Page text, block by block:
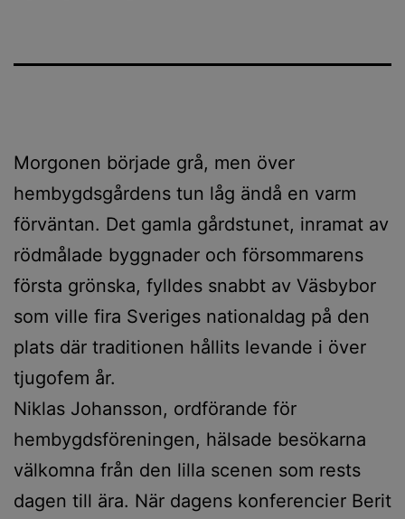
Morgonen började grå, men över
hembygdsgårdens tun låg ändå en varm
förväntan. Det gamla gårdstunet, inramat av
rödmålade byggnader och försommarens
första grönska, fylldes snabbt av Väsbybor
som ville fira Sveriges nationaldag på den
plats där traditionen hållits levande i över
tjugofem år.
Niklas Johansson, ordförande för
hembygdsföreningen, hälsade besökarna
välkomna från den lilla scenen som rests
dagen till ära. När dagens konferencier Berit